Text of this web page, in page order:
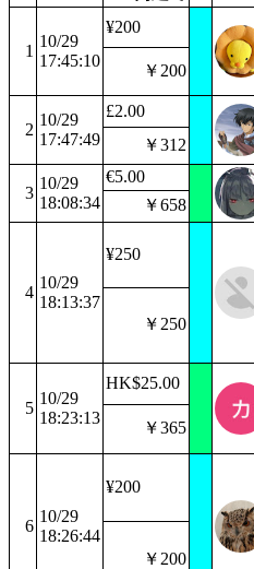
1
10/29
17:45:10
¥200
￥200
2
10/29
17:47:49
£2.00
￥312
3
10/29
18:08:34
€5.00
￥658
4
10/29
18:13:37
¥250
￥250
5
10/29
18:23:13
HK$25.00
￥365
6
10/29
18:26:44
¥200
￥200